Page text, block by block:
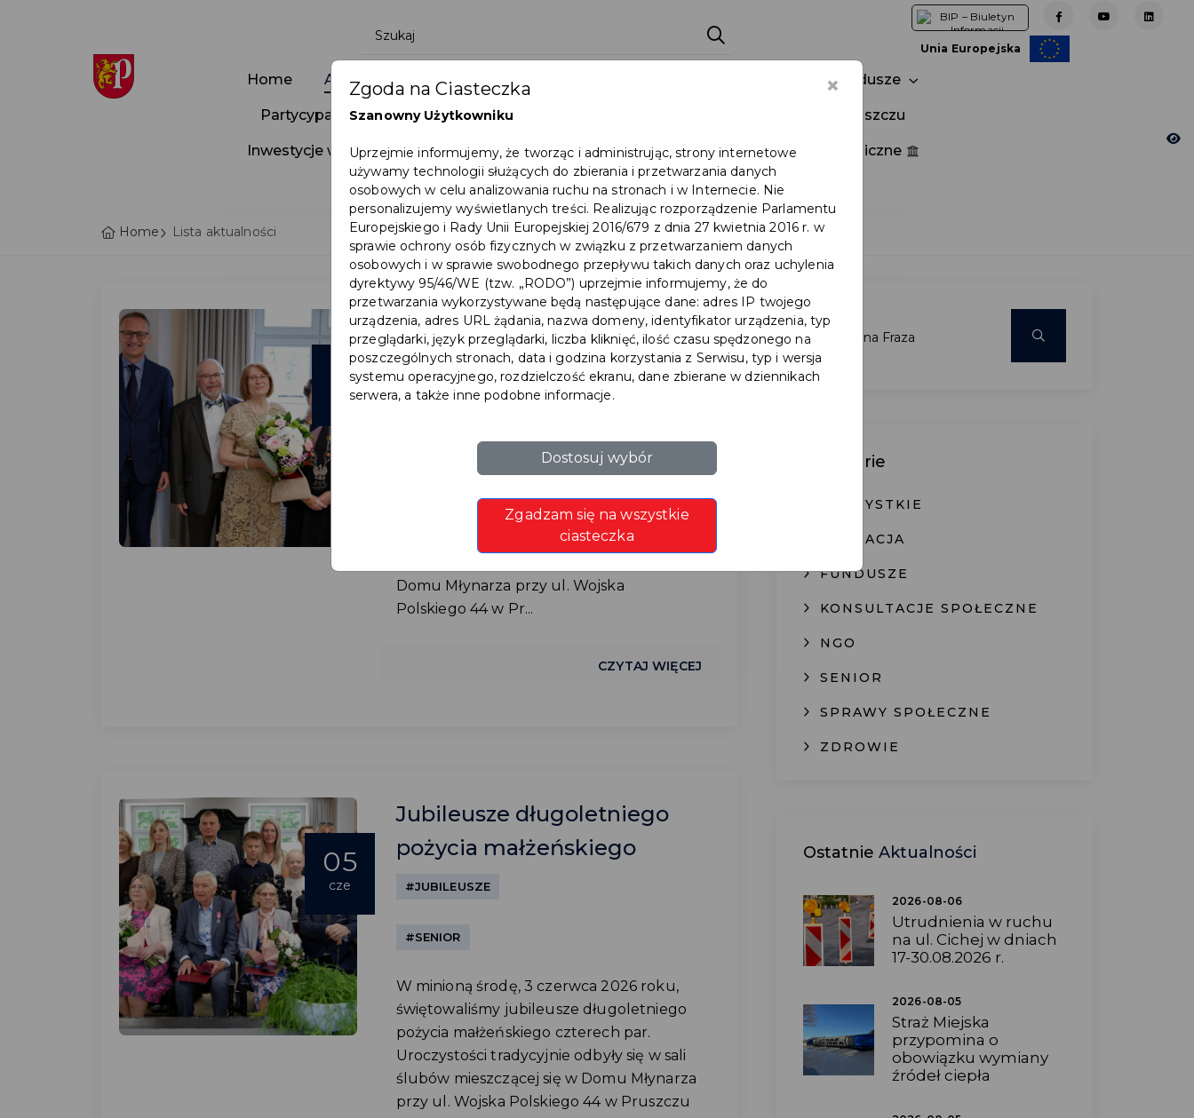
Unia Europejska
Home Aktualności Wydarzenia Fundusze
Partycypacja Społeczna Programy Zainwestuj w Pruszczu
Inwestycje w Pruszczu Mapa Miasta Załatw sprawę Zamówienia publiczne
Ochrona ludności
Home Lista aktualności
17
cze
Jubileusz długoletniego
pożycia małżeńskiego
#JUBILEUSZE
W miniony poniedziałek, 15 czerwca 2026
roku, świętowaliśmy jubileusz
Państwa Barbary i Wojciecha
Pastuszaków. Uroczystość tradycyjnie
Domu Młynarza przy ul. Wojska
Polskiego 44 w Pr...
CZYTAJ WIĘCEJ
05
cze
Jubileusze długoletniego
pożycia małżeńskiego
#JUBILEUSZE
#SENIOR
W minioną środę, 3 czerwca 2026 roku,
świętowaliśmy jubileusze długoletniego
pożycia małżeńskiego czterech par.
Uroczystości tradycyjnie odbyły się w sali
ślubów mieszczącej się w Domu Młynarza
przy ul. Wojska Polskiego 44 w Pruszczu
Kategorie
WSZYSTKIE
EDUKACJA
FUNDUSZE
KONSULTACJE SPOŁECZNE
NGO
SENIOR
SPRAWY SPOŁECZNE
ZDROWIE
Ostatnie Aktualności
2026-08-06
Utrudnienia w ruchu
na ul. Cichej w dniach
17-30.08.2026 r.
2026-08-05
Straż Miejska
przypomina o
obowiązku wymiany
źródeł ciepła
×
Zgoda na Ciasteczka
Szanowny Użytkowniku
Uprzejmie informujemy, że tworząc i administrując, strony internetowe
używamy technologii służących do zbierania i przetwarzania danych
osobowych w celu analizowania ruchu na stronach i w Internecie. Nie
personalizujemy wyświetlanych treści. Realizując rozporządzenie Parlamentu
Europejskiego i Rady Unii Europejskiej 2016/679 z dnia 27 kwietnia 2016 r. w
sprawie ochrony osób fizycznych w związku z przetwarzaniem danych
osobowych i w sprawie swobodnego przepływu takich danych oraz uchylenia
dyrektywy 95/46/WE (tzw. „RODO”) uprzejmie informujemy, że do
przetwarzania wykorzystywane będą następujące dane: adres IP twojego
urządzenia, adres URL żądania, nazwa domeny, identyfikator urządzenia, typ
przeglądarki, język przeglądarki, liczba kliknięć, ilość czasu spędzonego na
poszczególnych stronach, data i godzina korzystania z Serwisu, typ i wersja
systemu operacyjnego, rozdzielczość ekranu, dane zbierane w dziennikach
serwera, a także inne podobne informacje.
Dostosuj wybór
Zgadzam się na wszystkie
ciasteczka